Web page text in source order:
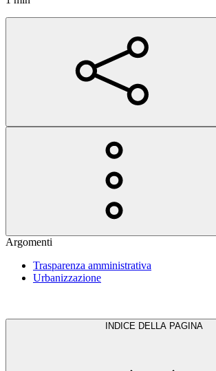
Argomenti
Trasparenza amministrativa
Urbanizzazione
INDICE DELLA PAGINA